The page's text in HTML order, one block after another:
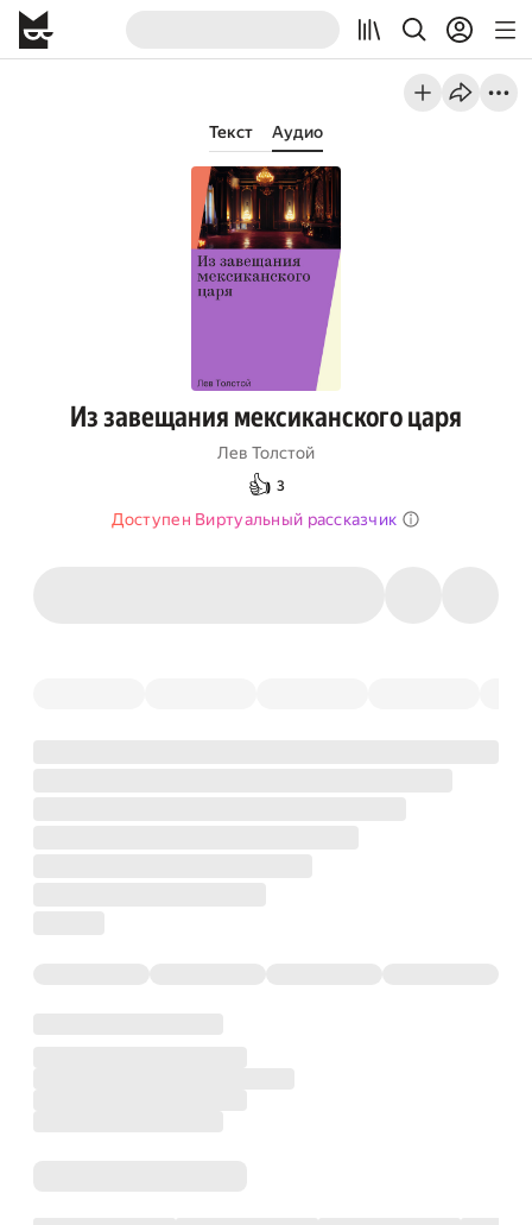
Текст Аудио
Из завещания мексиканского царя
Лев Толстой
👍 3
Доступен Виртуальный рассказчик